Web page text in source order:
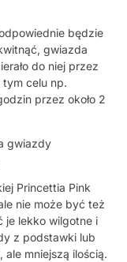
będzie
gwiazda
do niej przez
tym celu np.
przez około 2
gwiazdy
Princettia Pink
nie może być też
je lekko wilgotne i
z podstawki lub
ale mniejszą ilością.